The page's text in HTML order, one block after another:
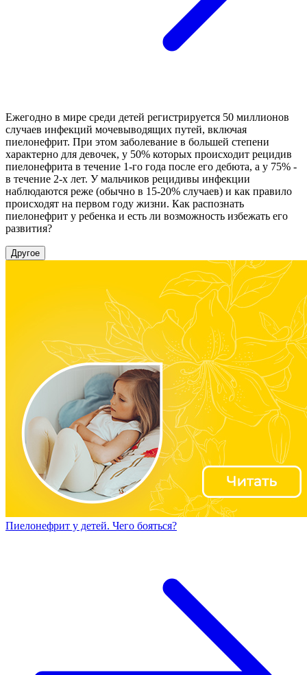
Ежегодно в мире среди детей регистрируется 50 миллионов
случаев инфекций мочевыводящих путей, включая
пиелонефрит. При этом заболевание в большей степени
характерно для девочек, у 50% которых происходит рецидив
пиелонефрита в течение 1-го года после его дебюта, а у 75% -
в течение 2-х лет. У мальчиков рецидивы инфекции
наблюдаются реже (обычно в 15-20% случаев) и как правило
происходят на первом году жизни. Как распознать
пиелонефрит у ребенка и есть ли возможность избежать его
развития?
Другое
Пиелонефрит у детей. Чего бояться?